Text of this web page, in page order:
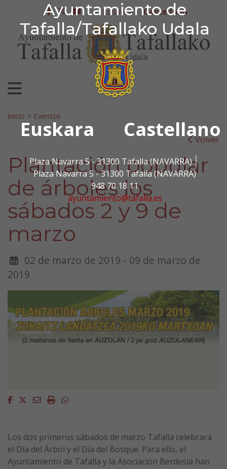
Ayuntamiento de
Tafalla/Tafallako Udala
Euskara Castellano
Plaza Navarra 5 - 31300 Tafalla (NAVARRA)
Plaza Navarra 5 - 31300 Tafalla (NAVARRA)
948 70 18 11
ayuntamiento@tafalla.es
Ir al contenido
Ayuntamiento de
facebook
twitter
youtube
Euskera Castellano
Search for:
Inicio > Eventos
Volver
Plantación popular
de árboles los
sábados 2 y 9 de
marzo
02 de marzo de 2019 - 09 de marzo de
2019
Facebook
Twitter
EmailImprimirWhatsapp
Los dos primeros sábados de marzo Tafalla celebrará
el Día del Árbol y el Día del Bosque. Para ello, el
Ayuntamiento de Tafalla y la Asociación Berdesia han